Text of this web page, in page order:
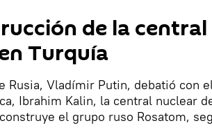
de la
Turquía
Rusia, Vladímir Putin, debatió con
Ibrahim Kalin, la central nuclear
el grupo ruso Rosatom,